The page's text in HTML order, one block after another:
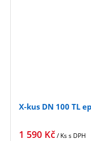
X-kus DN 100 TL
1 590 Kč/ Kss DPH